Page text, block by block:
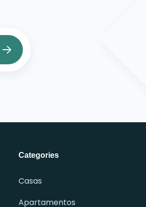
Categories
Casas
Apartamentos